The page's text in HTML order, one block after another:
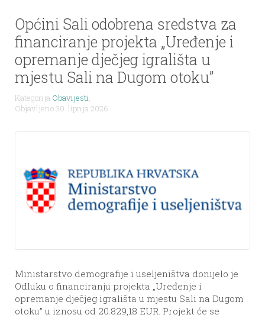
Općini Sali odobrena sredstva za
financiranje projekta „Uređenje i
opremanje dječjeg igrališta u
mjestu Sali na Dugom otoku”
Kategorija Obavijesti,
Objavljeno 30. lipnja 2026.
Ministarstvo demografije i useljeništva donijelo je
Odluku o financiranju projekta „Uređenje i
opremanje dječjeg igrališta u mjestu Sali na Dugom
otoku” u iznosu od 20.829,18 EUR. Projekt će se